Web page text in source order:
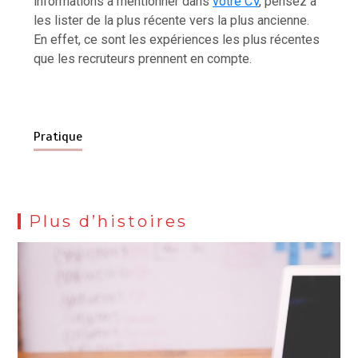
les lister de la plus récente vers la plus ancienne.
En effet, ce sont les expériences les plus récentes
que les recruteurs prennent en compte.
Pratique
Plus d’histoires